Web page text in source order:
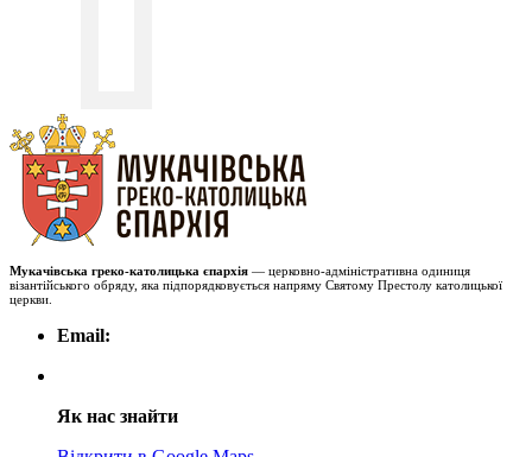
Мукачівська греко-католицька єпархія — церковно-адміністративна одиниця
візантійського обряду, яка підпорядковується напряму Святому Престолу католицької
церкви.
Email:
Як нас знайти